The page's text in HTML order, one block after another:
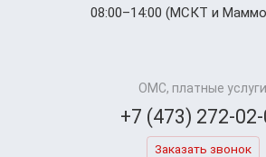
08:00–14:00 (МСКТ и
ОМС, платные услуги
+7 (473) 272-
Заказать звонок